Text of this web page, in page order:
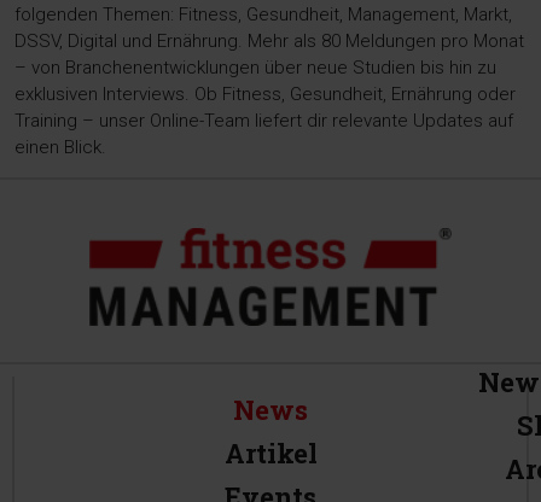
folgenden Themen: Fitness, Gesundheit, Management, Markt,
DSSV, Digital und Ernährung. Mehr als 80 Meldungen pro Monat
– von Branchenentwicklungen über neue Studien bis hin zu
exklusiven Interviews. Ob Fitness, Gesundheit, Ernährung oder
Training – unser Online-Team liefert dir relevante Updates auf
einen Blick.
News
Artikel